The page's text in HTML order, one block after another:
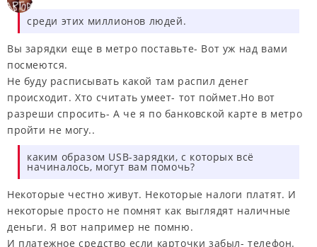
среди этих миллионов людей.
Вы зарядки еще в метро поставьте- Вот уж над вами
посмеются.
Не буду расписывать какой там распил денег
происходит. Хто считать умеет- тот поймет.Но вот
разреши спросить- А че я по банковской карте в метро
пройти не могу..
каким образом USB-зарядки, с которых всё
начиналось, могут вам помочь?
Некоторые честно живут. Некоторые налоги платят. И
некоторые просто не помнят как выглядят наличные
деньги. Я вот например не помню.
И платежное средство если карточки забыл- телефон.